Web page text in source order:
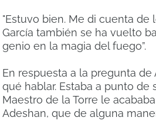
"Estuvo bien. Me di cuenta
García también se ha vuelto
genio en la magia del fuego”.
En respuesta a la pregunta
qué hablar. Estaba a punto
Maestro de la Torre le
Adeshan, que de alguna